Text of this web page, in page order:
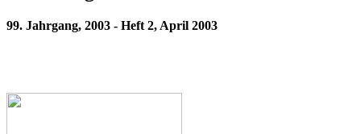
99. Jahrgang, 2003 - Heft 2, April 2003